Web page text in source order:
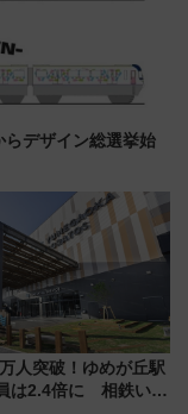
デザイン総選挙始
人突破！ゆめが丘駅
は2.4倍に 相鉄いず